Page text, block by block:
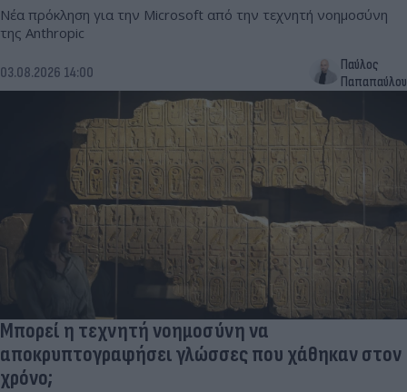
Νέα πρόκληση για την Microsoft από την τεχνητή νοημοσύνη
της Anthropic
03.08.2026 14:00
Παύλος
Παπαπαύλου
Μπορεί η τεχνητή νοημοσύνη να
αποκρυπτογραφήσει γλώσσες που χάθηκαν στον
χρόνο;